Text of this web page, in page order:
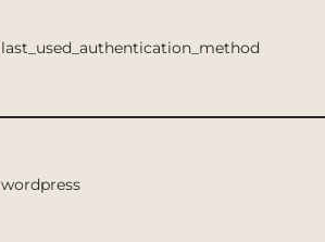
last_used_authentication_method
wordpress